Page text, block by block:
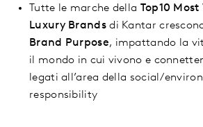
Tutte le marche della Top10
Luxury Brands di Kantar
Brand Purpose, impattando la
il mondo in cui vivono e
legati all’area della social/
responsibility